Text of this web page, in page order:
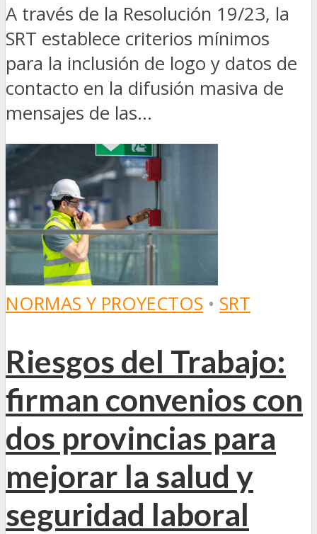
A través de la Resolución 19/23, la
SRT establece criterios mínimos
para la inclusión de logo y datos de
contacto en la difusión masiva de
mensajes de las...
NORMAS Y PROYECTOS • SRT
Riesgos del Trabajo:
firman convenios con
dos provincias para
mejorar la salud y
seguridad laboral